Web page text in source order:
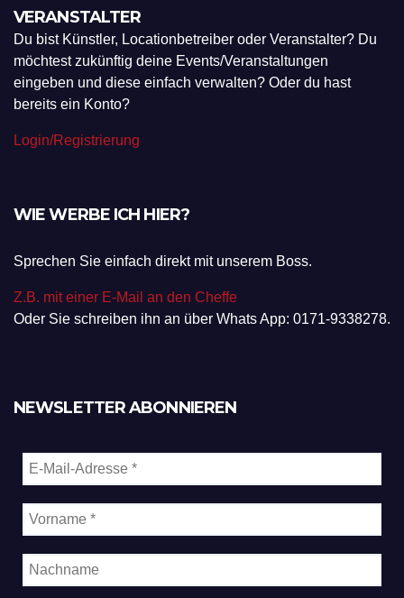
VERANSTALTER
Du bist Künstler, Locationbetreiber oder Veranstalter? Du
möchtest zukünftig deine Events/Veranstaltungen
eingeben und diese einfach verwalten? Oder du hast
bereits ein Konto?
Login/Registrierung
WIE WERBE ICH HIER?
Sprechen Sie einfach direkt mit unserem Boss.
Z.B. mit einer E-Mail an den Cheffe
Oder Sie schreiben ihn an über Whats App: 0171-9338278.
NEWSLETTER ABONNIEREN